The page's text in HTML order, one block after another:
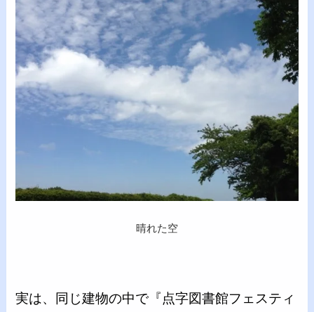
晴れた空
実は、同じ建物の中で『点字図書館フェスティ